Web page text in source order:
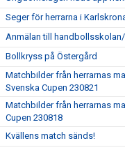
Seger för herrarna i
Anmälan till
Bollkryss på Östergård
Matchbilder från herrarnas
Svenska Cupen 230821
Matchbilder från herrarnas
Cupen 230818
Kvällens match sänds!